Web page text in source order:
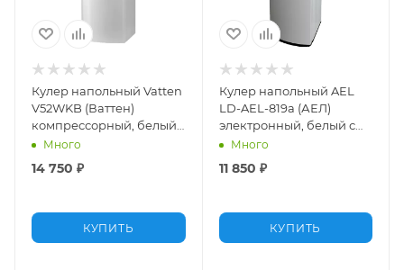
Кулер напольный Vatten
V52WKB (Ваттен)
компрессорный, белый
с серебром, с
Много
14 750 ₽
КУПИТЬ
Кулер напольный AEL
LD-AEL-819a (АЕЛ)
электронный, белый с
серебром, нижняя
Много
11 850 ₽
КУПИТЬ